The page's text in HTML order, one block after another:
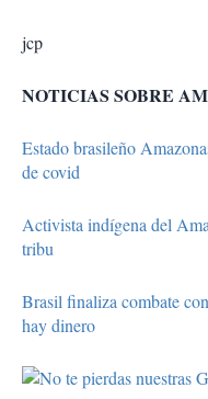
jcp
NOTICIAS SOBRE
Estado brasileño
de covid
Activista indígena del
tribu
Brasil finaliza combate
hay dinero